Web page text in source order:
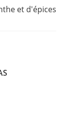
et d'épices